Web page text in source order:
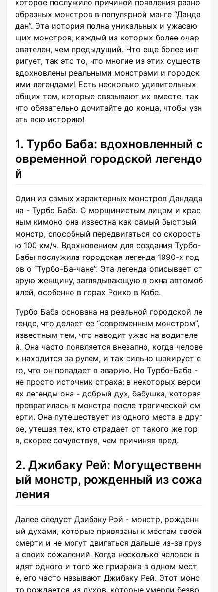
которое послужило причиной появления разно
образных монстров в популярной манге “Данда
дан”. Эта история полна уникальных и ужасаю
щих монстров, каждый из которых более очар
ователен, чем предыдущий. Что еще более инт
ригует, так это то, что многие из этих существ
вдохновлены реальными монстрами и городск
ими легендами! Есть несколько удивительных
общих тем, которые связывают их вместе, так
что обязательно дочитайте до конца, чтобы узн
ать всю историю!
1. Турбо Баба: вдохновленный с
овременной городской легендо
й
Один из самых характерных монстров Дандада
на - Турбо Баба. С морщинистым лицом и крас
ным кимоно она известна как самый быстрый
монстр, способный передвигаться со скорость
ю 100 км/ч. Вдохновением для создания Турбо-
Бабы послужила городская легенда 1990-х год
ов о “Турбо-Ба-чане”. Эта легенда описывает ст
арую женщину, заглядывающую в окна автомоб
илей, особенно в горах Рокко в Кобе.
Турбо Баба основана на реальной городской ле
генде, что делает ее “современным монстром”,
известным тем, что наводит ужас на водителе
й. Она часто появляется внезапно, когда челове
к находится за рулем, и так сильно шокирует е
го, что он попадает в аварию. Но Турбо-Баба -
не просто источник страха: в некоторых верси
ях легенды она - добрый дух, бабушка, которая
превратилась в монстра после трагической см
ерти. Она путешествует из одного места в друг
ое, утешая тех, кто страдает от такого же гор
я, скорее сочувствуя, чем причиняя вред.
2. Джибаку Рей: Могущественн
ый монстр, рожденный из сожа
ления
Далее следует Дзибаку Рэй - монстр, рожденн
ый духами, которые привязаны к местам своей
смерти и не могут двигаться дальше из-за груз
а своих сожалений. Когда несколько человек в
идят одного и того же призрака в одном мест
е, его часто называют Джибаку Рей. Этот монс
тр рождается из духов, которые умерли безвр